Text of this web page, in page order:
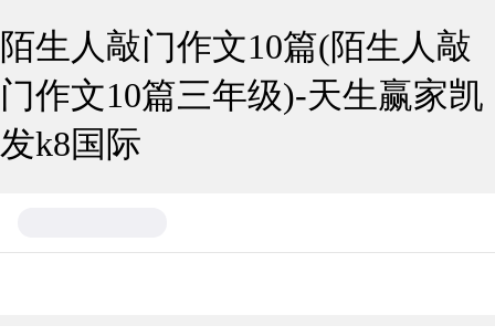
陌生人敲门作文10篇(陌生人敲
门作文10篇三年级)-天生赢家凯
发k8国际